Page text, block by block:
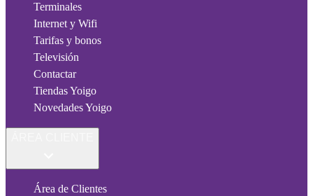
Terminales
Internet y Wifi
Tarifas y bonos
Televisión
Contactar
Tiendas Yoigo
Novedades Yoigo
Área de Clientes